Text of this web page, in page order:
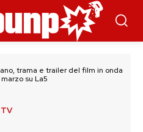
trama e trailer del film in onda
su La5
TV